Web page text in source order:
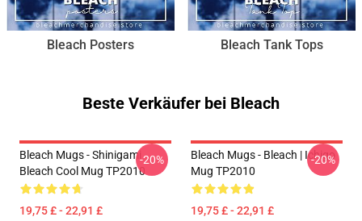
Bleach Posters Bleach Tank Tops
Beste Verkäufer bei Bleach
Bleach Mugs - Shinigami
Bleach Cool Mug TP2010
19,75 £ - 22,91 £
-20%
Bleach Mugs - Bleach | Ichigo
Mug TP2010
19,75 £ - 22,91 £
-20%